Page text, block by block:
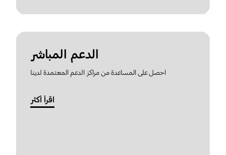
الدعم المباشر
احصل على المساعدة من مراكز الدعم المعتمدة لدينا
اقرأ أكثر